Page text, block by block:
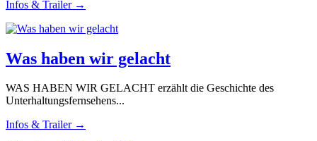
Infos & Trailer →
Was haben wir gelacht
WAS HABEN WIR GELACHT erzählt die Geschichte des
Unterhaltungsfernsehens...
Infos & Trailer →